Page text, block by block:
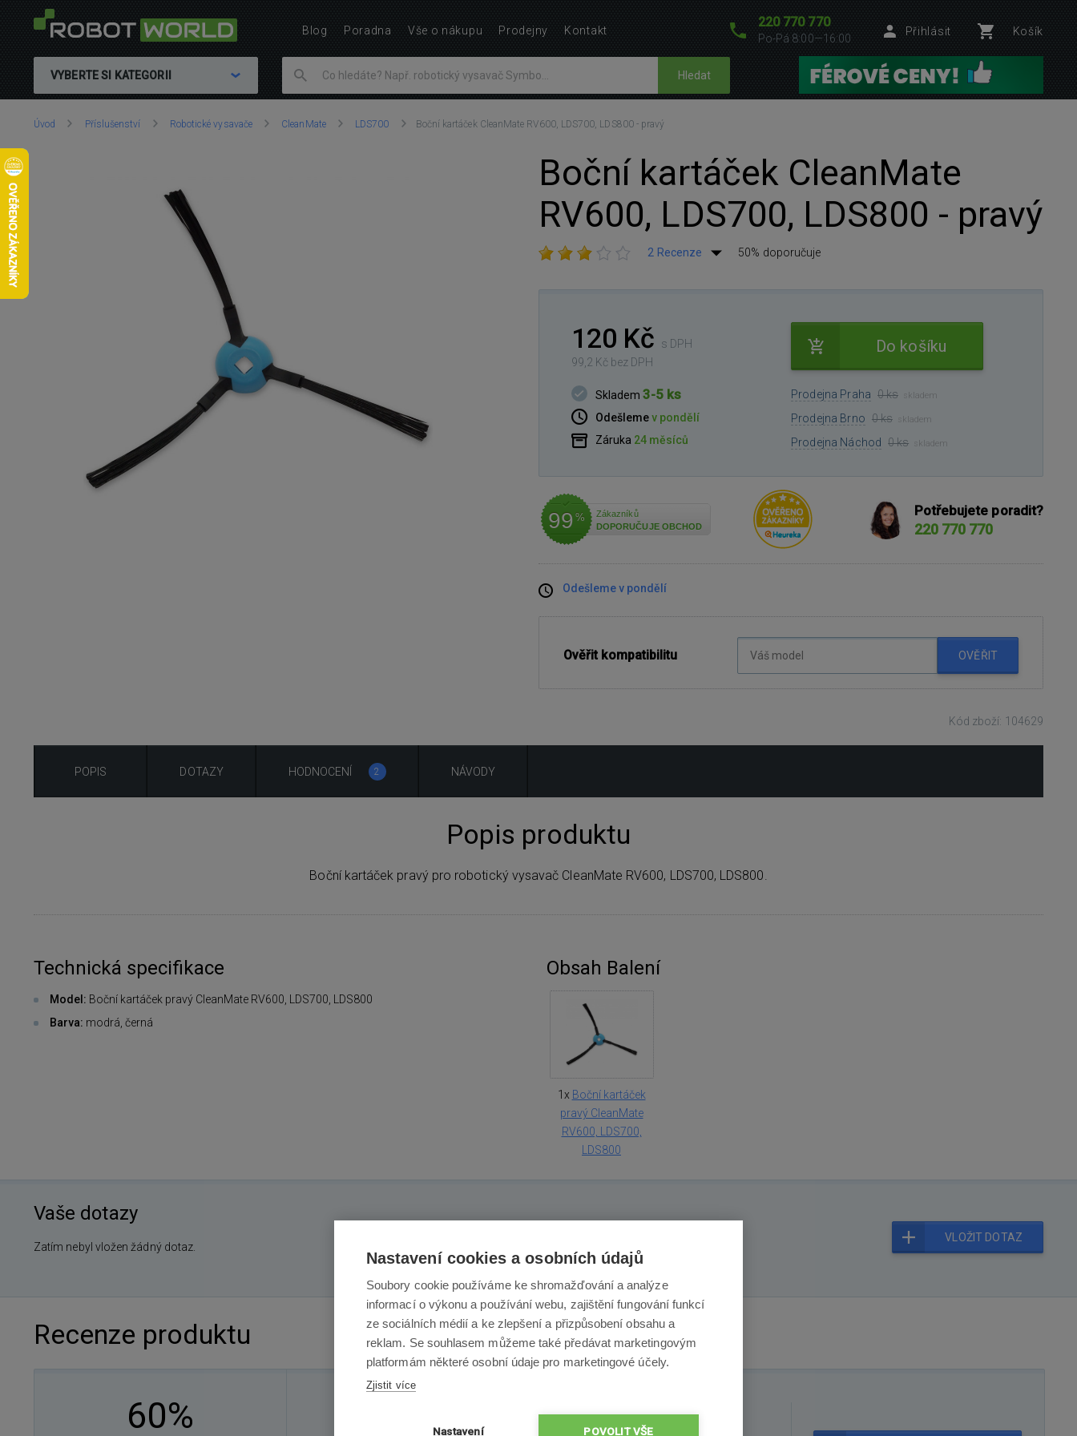
220 770 770
Po-Pá 8:00—16:00
Přihlásit Košík
VYBERTE SI KATEGORII Hledat
Nacházíte
Úvod Příslušenství Robotické vysavače CleanMate LDS700 Boční kartáček CleanMate RV600, LDS700, LDS800 - pravý
Boční kartáček CleanMate
RV600, LDS700, LDS800 - pravý
2 Recenze 50% doporučuje
120 Kč
s DPH
99,2 Kč bez DPH
Do košíku
Skladem3-5 ks
Odešlemev pondělí
Záruka 24 měsíců
Prodejna Praha 0 ks skladem
Prodejna Brno 0 ks skladem
Prodejna Náchod 0 ks skladem
99 %
Zákazníků
DOPORUČUJE OBCHOD
Potřebujete poradit?
220 770 770
Odešleme v pondělí
Ověřit kompatibilitu OVĚŘIT
Kód zboží: 104629
POPIS DOTAZY HODNOCENÍ 2 NÁVODY
Popis produktu
Boční kartáček pravý pro robotický vysavač CleanMate RV600, LDS700, LDS800.
Technická specifikace
Model: Boční kartáček pravý CleanMate RV600, LDS700, LDS800
Barva: modrá, černá
Obsah Balení
1x Boční kartáček
pravý CleanMate
RV600, LDS700,
LDS800
Vaše dotazy
VLOŽIT DOTAZ
Zatím nebyl vložen žádný dotaz.
Recenze produktu
60%
Blog Poradna Vše o nákupu Prodejny Kontakt
Nastavení cookies a osobních údajů
Soubory cookie používáme ke shromažďování a analýze
informací o výkonu a používání webu, zajištění fungování funkcí
ze sociálních médií a ke zlepšení a přizpůsobení obsahu a
reklam. Se souhlasem můžeme také předávat marketingovým
platformám některé osobní údaje pro marketingové účely.
Zjistit více
Nastavení POVOLIT VŠE